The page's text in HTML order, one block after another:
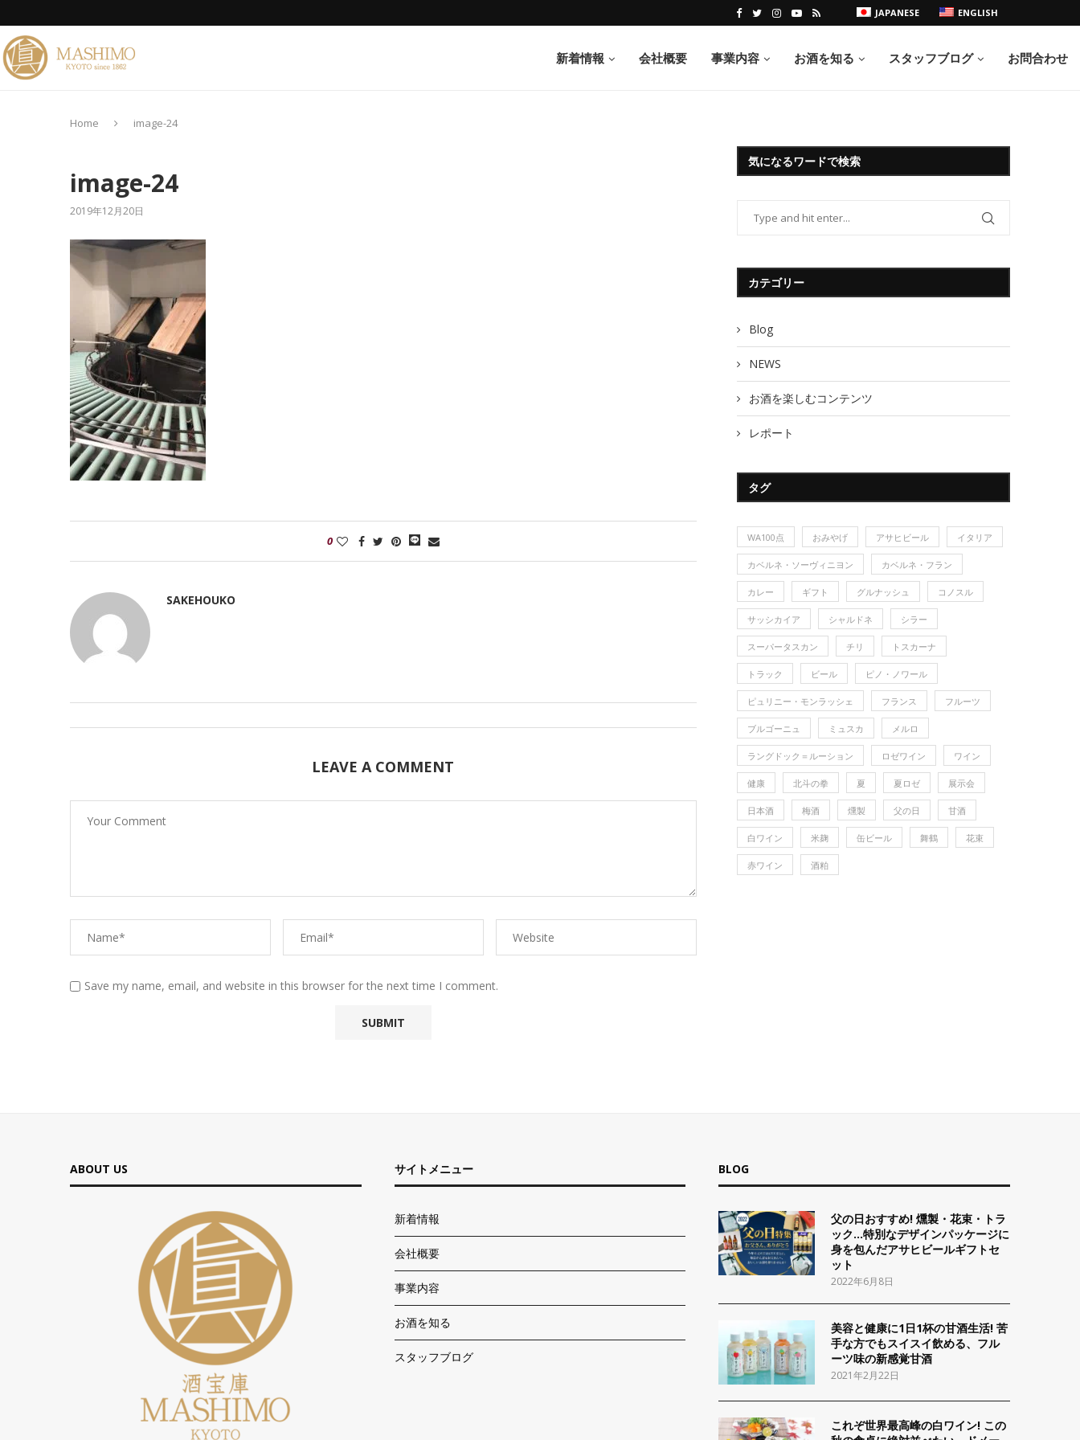
JAPANESE ENGLISH
新着情報 会社概要 事業内容 お酒を知る スタッフブログ お問合わせ
Home image-24
image-24
2019年12月20日
0
SAKEHOUKO
LEAVE A COMMENT
Save my name, email, and website in this browser for the next time I comment.
気になるワードで検索
カテゴリー
Blog
NEWS
お酒を楽しむコンテンツ
レポート
タグ
WA100点 おみやげ アサヒビール イタリア
カベルネ・ソーヴィニヨン カベルネ・フラン
カレー ギフト グルナッシュ コノスル
サッシカイア シャルドネ シラー
スーパータスカン チリ トスカーナ
トラック ビール ピノ・ノワール
ピュリニー・モンラッシェ フランス フルーツ
ブルゴーニュ ミュスカ メルロ
ラングドック＝ルーション ロゼワイン ワイン
健康 北斗の拳 夏 夏ロゼ 展示会
日本酒 梅酒 燻製 父の日 甘酒
白ワイン 米麹 缶ビール 舞鶴 花束
赤ワイン 酒粕
ABOUT US サイトメニュー
新着情報
会社概要
事業内容
お酒を知る
スタッフブログ
BLOG
父の日おすすめ! 燻製・花束・トラ
ック…特別なデザインパッケージに
身を包んだアサヒビールギフトセ
ット
2022年6月8日
美容と健康に1日1杯の甘酒生活! 苦
手な方でもスイスイ飲める、フル
ーツ味の新感覚甘酒
2021年2月22日
これぞ世界最高峰の白ワイン! この